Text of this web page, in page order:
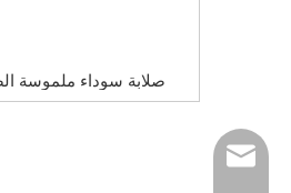
صلابة سوداء ملموسة
tony@wf-